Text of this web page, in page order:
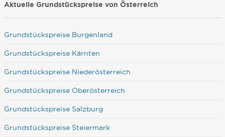
Aktuelle Grundstückspreise von Österreich
Grundstückspreise Burgenland
Grundstückspreise Kärnten
Grundstückspreise Niederösterreich
Grundstückspreise Oberösterreich
Grundstückspreise Salzburg
Grundstückspreise Steiermark